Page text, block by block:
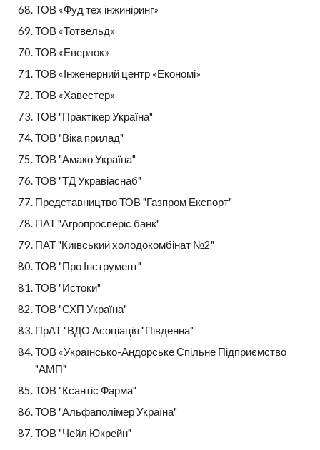
ТОВ «Фуд тех інжиніринг»
ТОВ «Тотвельд»
ТОВ «Еверлок»
ТОВ «Інженерний центр «Економі»
ТОВ «Хавестер»
ТОВ "Практікер Україна"
ТОВ "Віка прилад"
ТОВ "Амако Україна"
ТОВ "ТД Укравіаснаб"
Представництво ТОВ "Газпром Експорт"
ПАТ "Агропросперіс банк"
ПАТ "Київський холодокомбінат №2"
ТОВ "Про Інструмент"
ТОВ "Истоки"
ТОВ "СХП Україна"
ПрАТ "ВДО Асоціація "Південна"
ТОВ «Українсько-Андорське Спільне Підприємство
"АМП"
ТОВ "Ксантіс Фарма"
ТОВ "Альфаполімер Україна"
ТОВ "Чейл Юкрейн"